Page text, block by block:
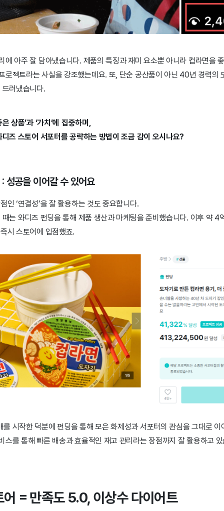
에 아주 잘 담아냈습니다. 제품의 특징과 재미 요소뿐 아니라 컵라면을
로젝트라는 사실을 강조했는데요. 또, 단순 공산품이 아닌 40년 경력의
러냈습니다.
상품’과 ‘가치’에 집중하며,
디즈 스토어 서포터를 공략하는 방법이 조금 감이 오시나요?
성공을 이어갈 수 있어요
인 ‘연결성’을 잘 활용하는 것도 중요합니다.
는 와디즈 펀딩을 통해 제품 생산과 마케팅을 준비했습니다. 이후 약 4
시 스토어에 입점했죠.
를 시작한 덕분에 펀딩을 통해 모은 화제성과 서포터의 관심을 그대로
스를 통해 빠른 배송과 효율적인 재고 관리라는 장점까지 잘 활용하고
= 만족도 5.0, 이상수 다이어트